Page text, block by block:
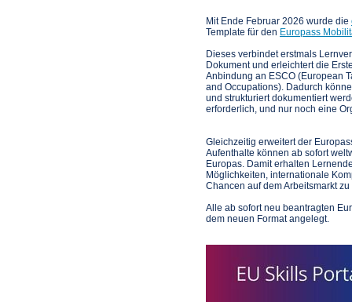
Mit Ende Februar 2026 wurde die
Template für den Europass
Dieses verbindet erstmals
Dokument und erleichtert die
Anbindung an ESCO (European
and Occupations). Dadurch
und strukturiert dokumentiert
erforderlich, und nur noch eine
Gleichzeitig erweitert der
Aufenthalte können ab sofort
Europas. Damit erhalten
Möglichkeiten, internationale
Chancen auf dem Arbeitsmarkt zu
Alle ab sofort neu beantragten
dem neuen Format angelegt.